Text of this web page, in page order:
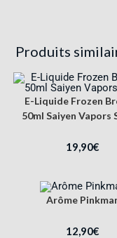
Produits
E-Liquide Frozen
50ml Saiyen Vapors
19,90€
Arôme
12,90€